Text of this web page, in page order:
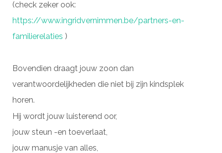
(check zeker ook:
https://www.ingridvernimmen.be/partners-en-
familierelaties )
Bovendien draagt jouw zoon dan
verantwoordelijkheden die niet bij zijn kindsplek
horen.
Hij wordt jouw luisterend oor,
jouw steun -en toeverlaat,
jouw manusje van alles,